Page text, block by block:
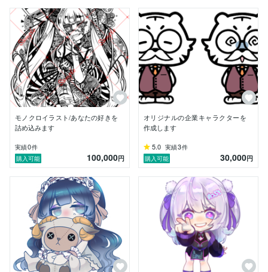
モノクロイラスト/あなたの好きを
詰め込みます
実績0件
購入可能
100,000円
オリジナルの企業キャラクターを
作成します
5.0 実績3件
購入可能
30,000円